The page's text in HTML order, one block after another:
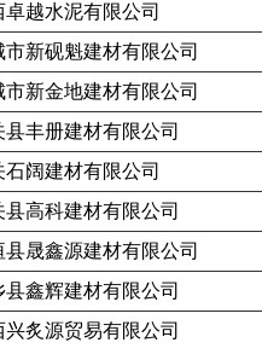
卓越水泥有限公司
市新砚魁建材有限公司
市新金地建材有限公司
县丰册建材有限公司
石阔建材有限公司
县高科建材有限公司
县晟鑫源建材有限公司
县鑫辉建材有限公司
兴炙源贸易有限公司